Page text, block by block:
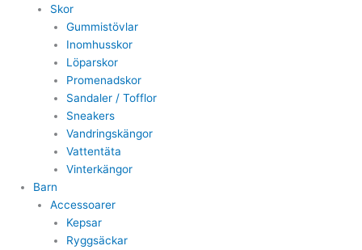
Skor
Gummistövlar
Inomhusskor
Löparskor
Promenadskor
Sandaler / Tofflor
Sneakers
Vandringskängor
Vattentäta
Vinterkängor
Barn
Accessoarer
Kepsar
Ryggsäckar